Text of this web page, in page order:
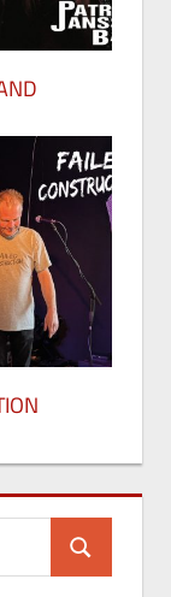
Suchen